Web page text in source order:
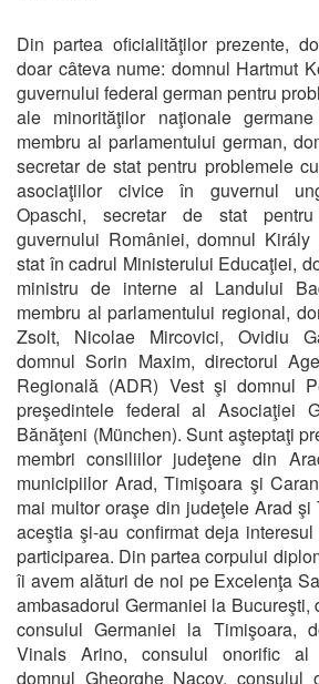
Din partea oficialităţilor prezente,
doar câteva nume: domnul Hartmut
guvernului federal german pentru
ale minorităţilor naţionale
membru al parlamentului german,
secretar de stat pentru problemele
asociaţiilor civice în guvernul
Opaschi, secretar de stat
guvernului României, domnul
stat în cadrul Ministerului Educaţiei,
ministru de interne al Landului
membru al parlamentului regional,
Zsolt, Nicolae Mircovici, Ovidiu
domnul Sorin Maxim, directorul
Regională (ADR) Vest şi domnul
preşedintele federal al Asociaţiei
Bănăţeni (München). Sunt aşteptaţi
membri consiliilor judeţene din
municipiilor Arad, Timişoara şi
mai multor oraşe din judeţele Arad
aceştia şi-au confirmat deja
participarea. Din partea corpului
îi avem alături de noi pe Excelenţa
ambasadorul Germaniei la Bucureşti,
consulul Germaniei la Timişoara,
Vinals Arino, consulul onorific al
domnul Gheorghe Nacov, consulul